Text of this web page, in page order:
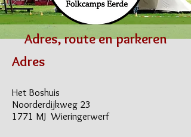
Adres, route en parkeren
Adres
Het Boshuis
Noorderdijkweg 23
1771 MJ Wieringerwerf